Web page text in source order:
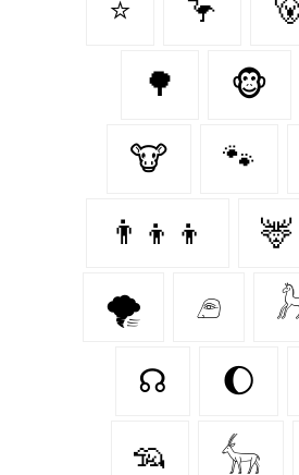
⭐ 🦩
🌳 🐵
🐮 🐾
👨‍👦‍👦 🦌
🌪️ 𓂉
☊ 🌔
🦡 𓃲